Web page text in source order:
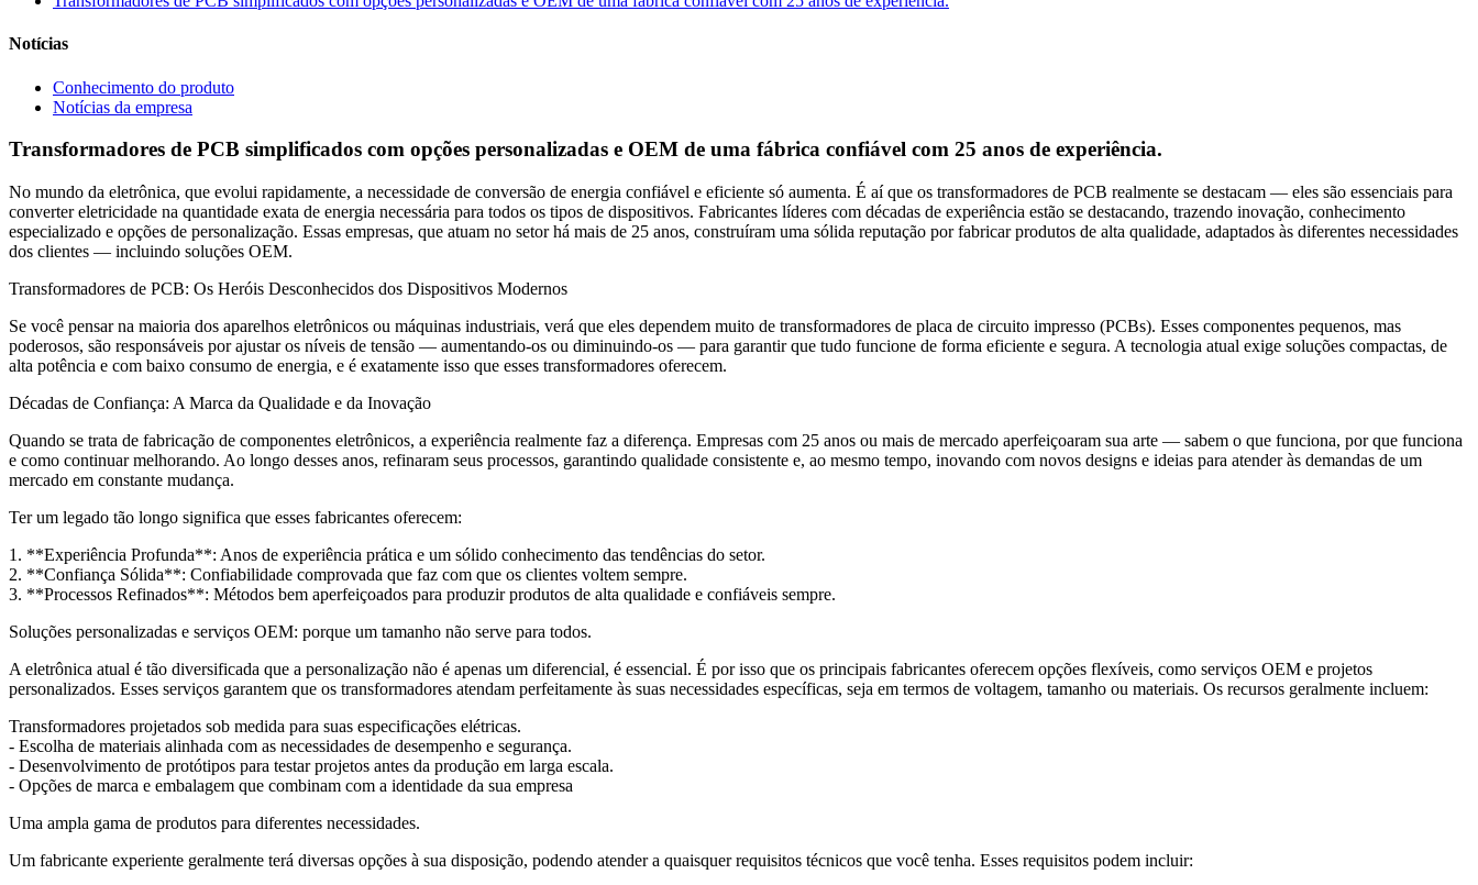
Notícias
Conhecimento do produto
Notícias da empresa
Transformadores de PCB simplificados com opções personalizadas e OEM de uma fábrica confiável com 25 anos de experiência.
No mundo da eletrônica, que evolui rapidamente, a necessidade de conversão de energia confiável e eficiente só aumenta. É aí que os transformadores de PCB realmente se destacam — eles são essenciais para
converter eletricidade na quantidade exata de energia necessária para todos os tipos de dispositivos. Fabricantes líderes com décadas de experiência estão se destacando, trazendo inovação, conhecimento
especializado e opções de personalização. Essas empresas, que atuam no setor há mais de 25 anos, construíram uma sólida reputação por fabricar produtos de alta qualidade, adaptados às diferentes necessidades
dos clientes — incluindo soluções OEM.
Transformadores de PCB: Os Heróis Desconhecidos dos Dispositivos Modernos
Se você pensar na maioria dos aparelhos eletrônicos ou máquinas industriais, verá que eles dependem muito de transformadores de placa de circuito impresso (PCBs). Esses componentes pequenos, mas
poderosos, são responsáveis ​​por ajustar os níveis de tensão — aumentando-os ou diminuindo-os — para garantir que tudo funcione de forma eficiente e segura. A tecnologia atual exige soluções compactas, de
alta potência e com baixo consumo de energia, e é exatamente isso que esses transformadores oferecem.
Décadas de Confiança: A Marca da Qualidade e da Inovação
Quando se trata de fabricação de componentes eletrônicos, a experiência realmente faz a diferença. Empresas com 25 anos ou mais de mercado aperfeiçoaram sua arte — sabem o que funciona, por que funciona
e como continuar melhorando. Ao longo desses anos, refinaram seus processos, garantindo qualidade consistente e, ao mesmo tempo, inovando com novos designs e ideias para atender às demandas de um
mercado em constante mudança.
Ter um legado tão longo significa que esses fabricantes oferecem:
1. **Experiência Profunda**: Anos de experiência prática e um sólido conhecimento das tendências do setor.
2. **Confiança Sólida**: Confiabilidade comprovada que faz com que os clientes voltem sempre.
3. **Processos Refinados**: Métodos bem aperfeiçoados para produzir produtos de alta qualidade e confiáveis ​​sempre.
Soluções personalizadas e serviços OEM: porque um tamanho não serve para todos.
A eletrônica atual é tão diversificada que a personalização não é apenas um diferencial, é essencial. É por isso que os principais fabricantes oferecem opções flexíveis, como serviços OEM e projetos
personalizados. Esses serviços garantem que os transformadores atendam perfeitamente às suas necessidades específicas, seja em termos de voltagem, tamanho ou materiais. Os recursos geralmente incluem:
Transformadores projetados sob medida para suas especificações elétricas.
- Escolha de materiais alinhada com as necessidades de desempenho e segurança.
- Desenvolvimento de protótipos para testar projetos antes da produção em larga escala.
- Opções de marca e embalagem que combinam com a identidade da sua empresa
Uma ampla gama de produtos para diferentes necessidades.
Um fabricante experiente geralmente terá diversas opções à sua disposição, podendo atender a quaisquer requisitos técnicos que você tenha. Esses requisitos podem incluir: